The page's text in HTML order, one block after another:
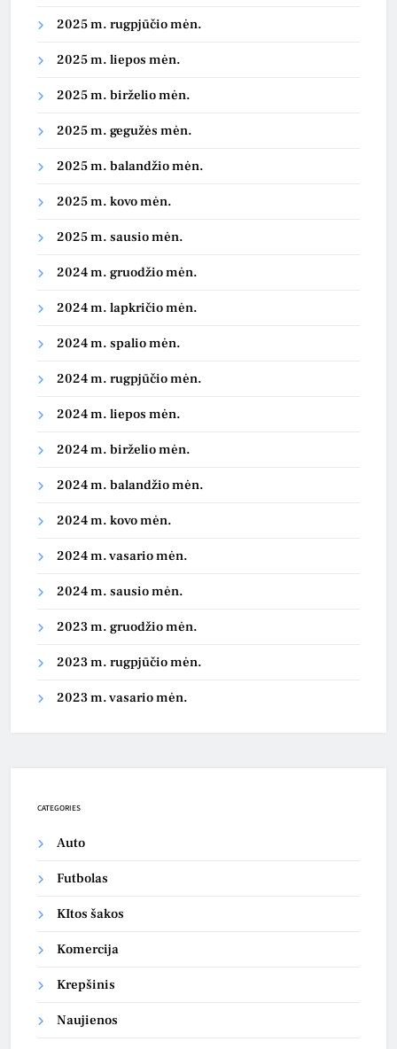
2025 m. rugpjūčio mėn.
2025 m. liepos mėn.
2025 m. birželio mėn.
2025 m. gegužės mėn.
2025 m. balandžio mėn.
2025 m. kovo mėn.
2025 m. sausio mėn.
2024 m. gruodžio mėn.
2024 m. lapkričio mėn.
2024 m. spalio mėn.
2024 m. rugpjūčio mėn.
2024 m. liepos mėn.
2024 m. birželio mėn.
2024 m. balandžio mėn.
2024 m. kovo mėn.
2024 m. vasario mėn.
2024 m. sausio mėn.
2023 m. gruodžio mėn.
2023 m. rugpjūčio mėn.
2023 m. vasario mėn.
CATEGORIES
Auto
Futbolas
KItos šakos
Komercija
Krepšinis
Naujienos